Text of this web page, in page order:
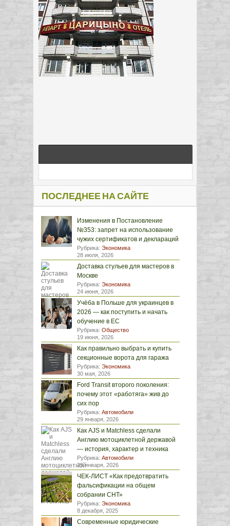
ПОСЛЕДНЕЕ НА САЙТЕ
Изменения в Постановление
№353: запрет на использование
чужих сертификатов и деклараций
Рубрика: Экономика
28 июля, 2026
Доставка стульев для мастеров в
Москве
Рубрика: Экономика
24 июня, 2026
Учёба в Польше для украинцев в
2026 — как поступить и начать
обучение в ЕС
Рубрика: Общество
19 июня, 2026
Как правильно выбрать и купить
секционные ворота для гаража
Рубрика: Экономика
30 мая, 2026
Ford Transit второго поколения:
почему этот «работяга» жив до
сих пор
Рубрика: Автомобили
29 января, 2026
Как AJS и Matchless сделали
Англию мотоциклетной державой
— история, характер и техника
Рубрика: Автомобили
29 января, 2026
ЧЕК-ЛИСТ «Как предотвратить
фальсификации на общем
собрании СНТ»
Рубрика: Экономика
8 декабря, 2025
Современные юридические